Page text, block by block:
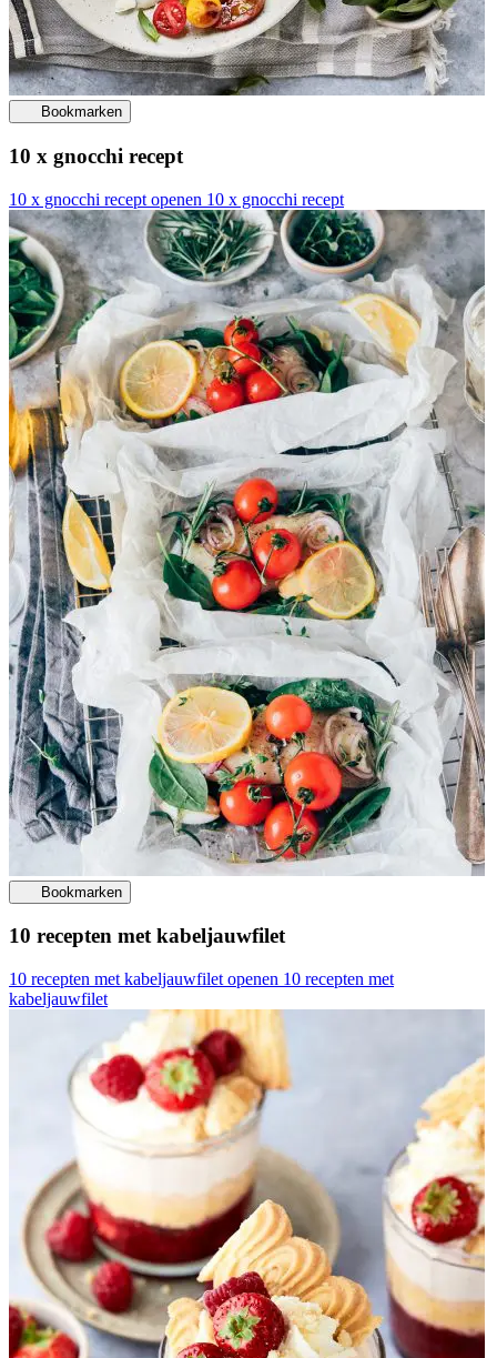
Bookmarken
10 x gnocchi recept
10 x gnocchi recept openen 10 x gnocchi recept
Bookmarken
10 recepten met kabeljauwfilet
10 recepten met kabeljauwfilet openen 10 recepten met
kabeljauwfilet